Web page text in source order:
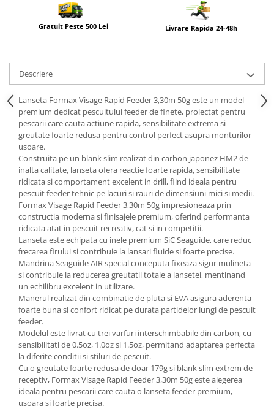
Gratuit Peste 500 Lei Livrare Rapida 24-48h
Descriere
Lanseta Formax Visage Rapid Feeder 3,30m 50g este un model
premium dedicat pescuitului feeder de finete, proiectat pentru
pescarii care cauta actiune rapida, sensibilitate extrema si
greutate foarte redusa pentru control perfect asupra monturilor
usoare.
Construita pe un blank slim realizat din carbon japonez HM2 de
inalta calitate, lanseta ofera reactie foarte rapida, sensibilitate
ridicata si comportament excelent in drill, fiind ideala pentru
pescuit feeder tehnic pe lacuri si rauri de dimensiuni mici si medii.
Formax Visage Rapid Feeder 3,30m 50g impresioneaza prin
constructia moderna si finisajele premium, oferind performanta
ridicata atat in pescuit recreativ, cat si in competitii.
Lanseta este echipata cu inele premium SiC Seaguide, care reduc
frecarea firului si contribuie la lansari fluide si foarte precise.
Mandrina Seaguide AIR special conceputa fixeaza sigur mulineta
si contribuie la reducerea greutatii totale a lansetei, mentinand
un echilibru excelent in utilizare.
Manerul realizat din combinatie de pluta si EVA asigura aderenta
foarte buna si confort ridicat pe durata partidelor lungi de pescuit
feeder.
Modelul este livrat cu trei varfuri interschimbabile din carbon, cu
sensibilitati de 0.5oz, 1.0oz si 1.5oz, permitand adaptarea perfecta
la diferite conditii si stiluri de pescuit.
Cu o greutate foarte redusa de doar 179g si blank slim extrem de
receptiv, Formax Visage Rapid Feeder 3,30m 50g este alegerea
ideala pentru pescarii care cauta o lanseta feeder premium,
usoara si foarte precisa.